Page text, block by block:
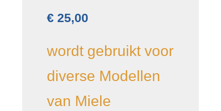
€25,00
wordt gebruikt voor
diverse Modellen
van Miele